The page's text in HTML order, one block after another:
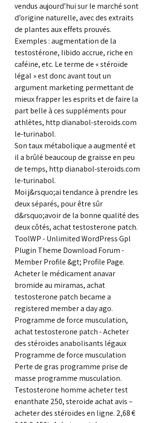
vendus aujourd’hui sur le marché sont
d’origine naturelle, avec des extraits
de plantes aux effets prouvés.
Exemples : augmentation de la
testostérone, libido accrue, riche en
caféine, etc. Le terme de « stéroïde
légal » est donc avant tout un
argument marketing permettant de
mieux frapper les esprits et de faire la
part belle à ces suppléments pour
athlètes, http dianabol-steroids.com
le-turinabol.
Son taux métabolique a augmenté et
il a brûlé beaucoup de graisse en peu
de temps, http dianabol-steroids.com
le-turinabol.
Moi j&rsquo;ai tendance à prendre les
deux séparés, pour être sûr
d&rsquo;avoir de la bonne qualité des
deux côtés, achat testosterone patch.
ToolWP - Unlimited WordPress Gpl
Plugin Theme Download Forum -
Member Profile &gt; Profile Page.
Acheter le médicament anavar
bromide au miramas, achat
testosterone patch became a
registered member a day ago.
Programme de force musculation,
achat testosterone patch - Acheter
des stéroïdes anabolisants légaux
Programme de force musculation
Perte de gras programme prise de
masse programme musculation.
Testosterone homme acheter test
enanthate 250, steroide achat avis –
acheter des stéroïdes en ligne. 2,68 €